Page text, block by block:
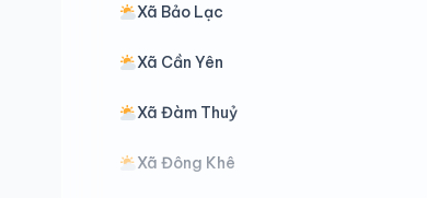
Xã Bảo Lạc
Xã Cần Yên
Xã Đàm Thuỷ
Xã Đông Khê